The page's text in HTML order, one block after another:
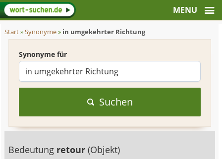
Start»Synonyme» in umgekehrter Richtung
Synonyme für
Suchen
Bedeutung retour(Objekt)